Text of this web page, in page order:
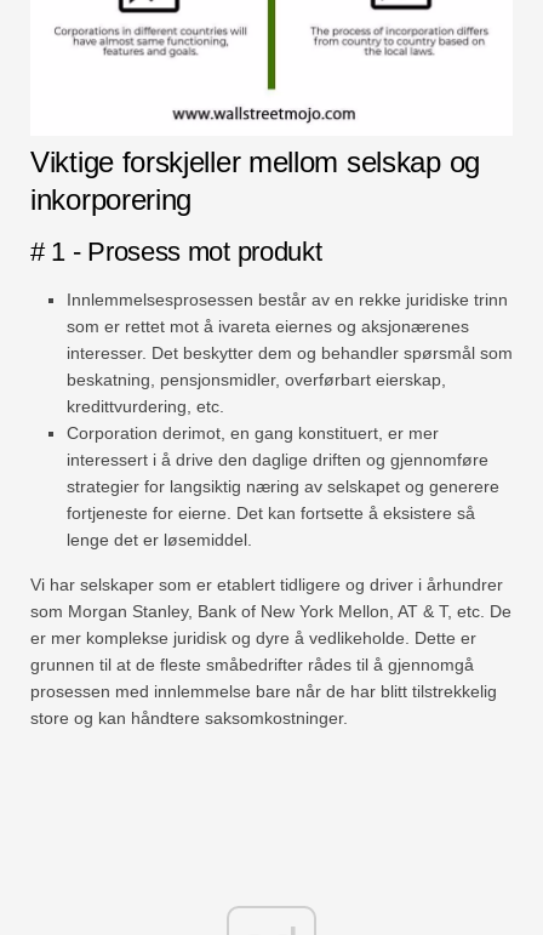
Viktige forskjeller mellom selskap og
inkorporering
# 1 - Prosess mot produkt
Innlemmelsesprosessen består av en rekke juridiske trinn
som er rettet mot å ivareta eiernes og aksjonærenes
interesser. Det beskytter dem og behandler spørsmål som
beskatning, pensjonsmidler, overførbart eierskap,
kredittvurdering, etc.
Corporation derimot, en gang konstituert, er mer
interessert i å drive den daglige driften og gjennomføre
strategier for langsiktig næring av selskapet og generere
fortjeneste for eierne. Det kan fortsette å eksistere så
lenge det er løsemiddel.
Vi har selskaper som er etablert tidligere og driver i århundrer
som Morgan Stanley, Bank of New York Mellon, AT & T, etc. De
er mer komplekse juridisk og dyre å vedlikeholde. Dette er
grunnen til at de fleste småbedrifter rådes til å gjennomgå
prosessen med innlemmelse bare når de har blitt tilstrekkelig
store og kan håndtere saksomkostninger.